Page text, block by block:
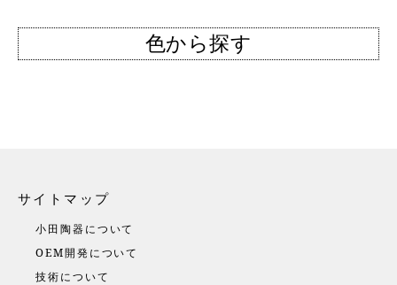
色から探す
サイトマップ
小田陶器について
OEM開発について
技術について